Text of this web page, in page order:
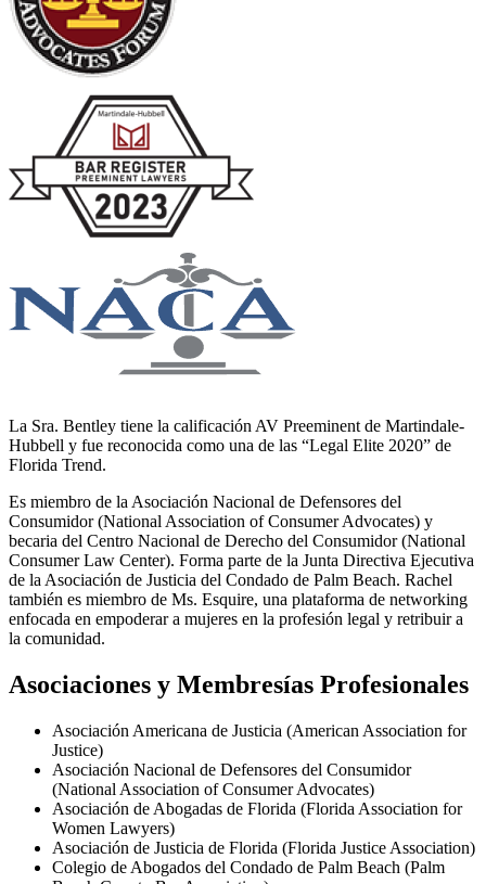
La Sra. Bentley tiene la calificación AV Preeminent de Martindale-
Hubbell y fue reconocida como una de las “Legal Elite 2020” de
Florida Trend.
Es miembro de la Asociación Nacional de Defensores del
Consumidor (National Association of Consumer Advocates) y
becaria del Centro Nacional de Derecho del Consumidor (National
Consumer Law Center). Forma parte de la Junta Directiva Ejecutiva
de la Asociación de Justicia del Condado de Palm Beach. Rachel
también es miembro de Ms. Esquire, una plataforma de networking
enfocada en empoderar a mujeres en la profesión legal y retribuir a
la comunidad.
Asociaciones y Membresías Profesionales
Asociación Americana de Justicia (American Association for
Justice)
Asociación Nacional de Defensores del Consumidor
(National Association of Consumer Advocates)
Asociación de Abogadas de Florida (Florida Association for
Women Lawyers)
Asociación de Justicia de Florida (Florida Justice Association)
Colegio de Abogados del Condado de Palm Beach (Palm